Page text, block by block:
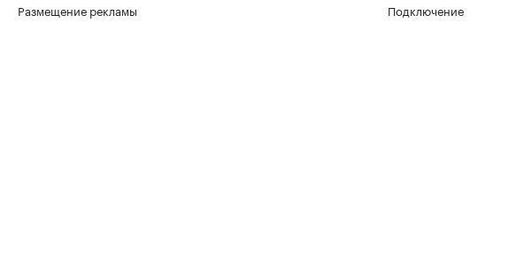
Размещение рекламы
Подключение